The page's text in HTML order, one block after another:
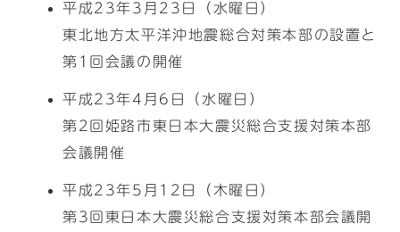
平成23年3月23日（水曜日）
東北地方太平洋沖地震総合対策本部の設置と
第1回会議の開催
平成23年4月6日（水曜日）
第2回姫路市東日本大震災総合支援対策本部
会議開催
平成23年5月12日（木曜日）
第3回東日本大震災総合支援対策本部会議開